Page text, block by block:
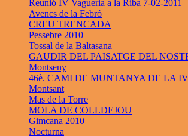
Reunió IV Vagueria a la Riba 7-02-2011
Avencs de la Febró
CREU TRENCADA
Pessebre 2010
Tossal de la Baltasana
GAUDIR DEL PAISATGE DEL
Montseny
46è. CAMI DE MUNTANYA DE LA
Montsant
Mas de la Torre
MOLA DE COLLDEJOU
Gimcana 2010
Nocturna